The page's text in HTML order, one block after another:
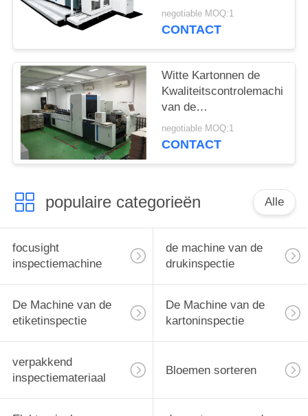
Machine 6950mm ×
3650mm × 2200mm
negotiable MOQ:1
CONTACT
Witte Kartonnen de
Kwaliteitscontrolemachine
van de
Geneeskundedoos
voor 500mm
negotiable MOQ:1
CONTACT
populaire categorieën Alle
focusight
inspectiemachine
de machine van de
drukinspectie
De Machine van de
etiketinspectie
De Machine van de
kartoninspectie
verpakkend
inspectiemateriaal
Bloemen sorteren